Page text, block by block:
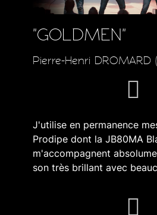
"GOLDMEN"
Pierre-Henri DROMARD
J'utilise en permanence
Prodipe dont la JB80MA
m'accompagnent
son très brillant avec